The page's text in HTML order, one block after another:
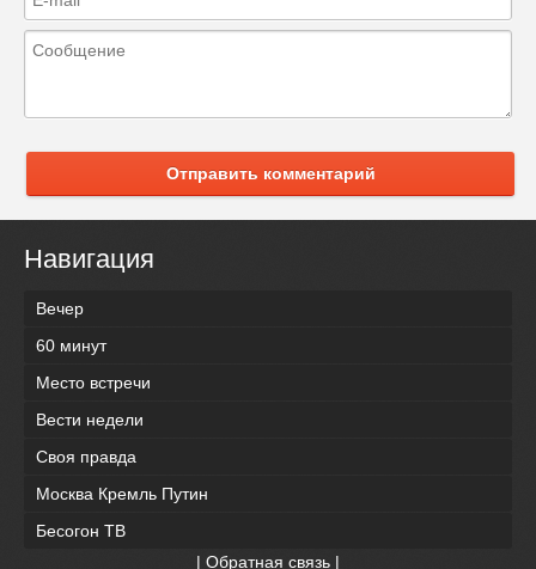
Отправить комментарий
Навигация
Вечер
60 минут
Место встречи
Вести недели
Своя правда
Москва Кремль Путин
Бесогон ТВ
| Обратная связь |